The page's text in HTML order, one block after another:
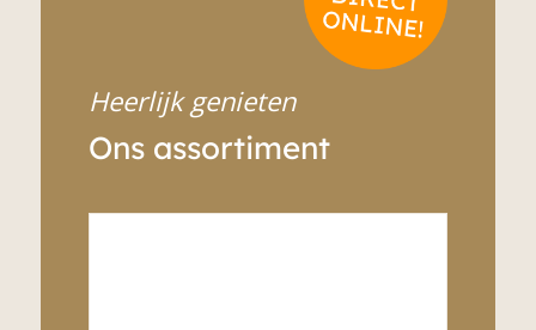
Heerlijk genieten
Ons assortiment